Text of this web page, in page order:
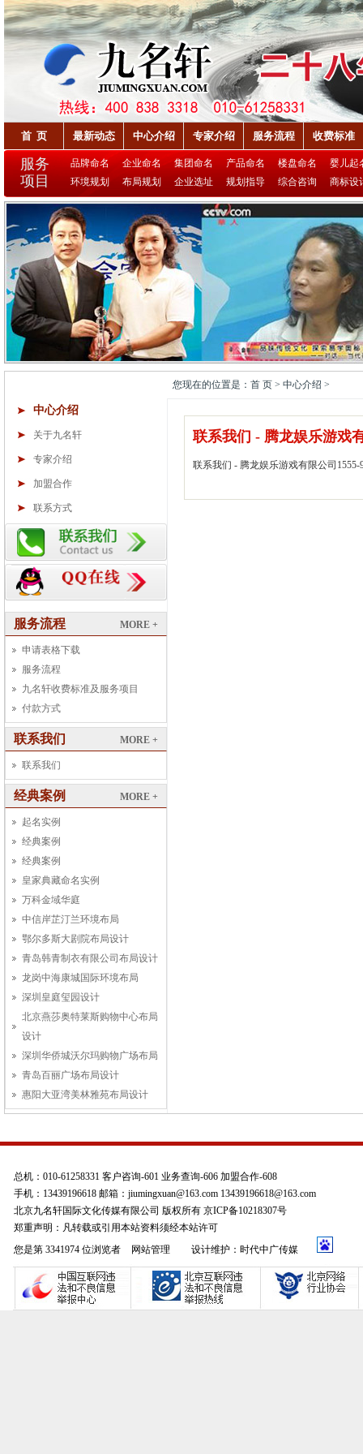
首 页 最新动态 中心介绍 专家介绍 服务流程 收费标准
服务
项目
品牌命名 企业命名 集团命名 产品命名 楼盘命名
婴儿起
环境规划
布局规划 企业选址 规划指导 综合咨询 商标设
您现在的位置是：首 页 > 中心介绍 >
中心介绍
关于九名轩
专家介绍
加盟合作
联系方式
MORE +
服务流程
申请表格下载
服务流程
九名轩收费标准及服务项目
付款方式
MORE +
联系我们
联系我们
MORE +
经典案例
起名实例
经典案例
经典案例
皇家典藏命名实例
万科金域华庭
中信岸芷汀兰环境布局
鄂尔多斯大剧院布局设计
青岛韩青制衣有限公司布局设计
龙岗中海康城国际环境布局
深圳皇庭玺园设计
北京燕莎奥特莱斯购物中心布局
设计
深圳华侨城沃尔玛购物广场布局
青岛百丽广场布局设计
惠阳大亚湾美林雅苑布局设计
联系我们 - 腾龙娱乐游戏
联系我们 - 腾龙娱乐游戏有限公司1555-
总机：010-61258331 客户咨询-601 业务查询-606 加盟合作-608
手机：13439196618 邮箱：jiumingxuan@163.com 13439196618@163.com
北京九名轩国际文化传媒有限公司 版权所有 京ICP备10218307号
郑重声明：凡转载或引用本站资料须经本站许可
您是第 3341974 位浏览者
网站管理 设计维护：时代中广传媒